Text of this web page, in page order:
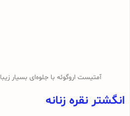
آمتیست اروگوئه با جلوه‌ای بسیار زیبا
انگشتر نقره زنانه